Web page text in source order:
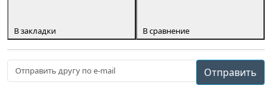
В закладки В сравнение
Отправить